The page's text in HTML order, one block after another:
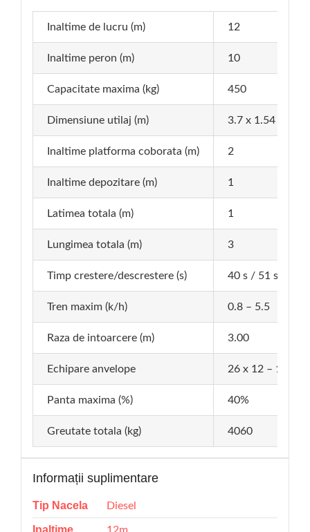
Inaltime de lucru (m) 12
Inaltime peron (m) 10
Capacitate maxima (kg) 450
Dimensiune utilaj (m) 3.7 x 1.54
Inaltime platforma coborata (m) 2
Inaltime depozitare (m) 1
Latimea totala (m) 1
Lungimea totala (m) 3
Timp crestere/descrestere (s) 40 s / 51 s
Tren maxim (k/h) 0.8 – 5.5
Raza de intoarcere (m) 3.00
Echipare anvelope 26 x 12 – 16.5
Panta maxima (%) 40%
Greutate totala (kg) 4060
Informații suplimentare
Tip Nacela Diesel
Inaltime